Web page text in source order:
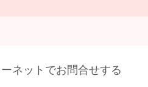
ネットでお問合せする